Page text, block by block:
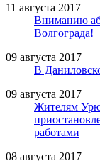
11 августа 2017
Вниманию
Волгограда!
09 августа 2017
В
09 августа 2017
Жителям
работами
08 августа 2017